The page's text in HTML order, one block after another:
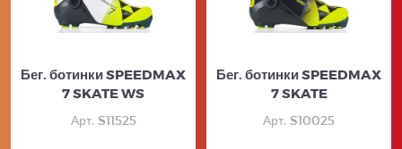
Бег. ботинки SPEEDMAX
7 SKATE WS
Арт. S11525
Бег. ботинки SPEEDMAX
7 SKATE
Арт. S10025